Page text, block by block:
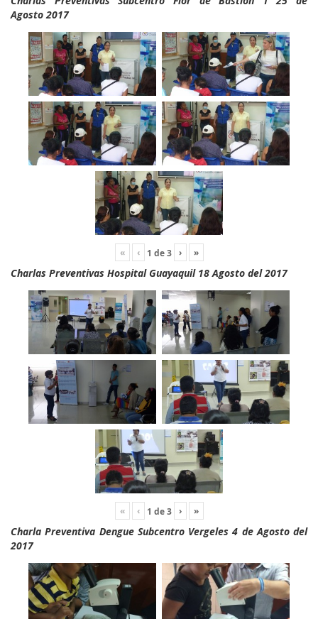
Agosto 2017
« ‹ 1 de3 › »
Charlas Preventivas Hospital Guayaquil 18 Agosto del 2017
« ‹ 1 de3 › »
Charla Preventiva Dengue Subcentro Vergeles 4 de Agosto del
2017